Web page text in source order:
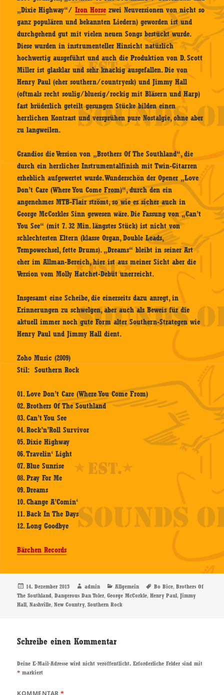
„Dixie Highway“/Iron Horse zwei Neuversionen von nicht so
ganz populären und bekannten Liedern) geworden ist und
durchgehend gut mit vielen neuen Songs bestückt wurde.
Diese wurden in instrumenteller Hinsicht natürlich
hochwertig ausgeführt und auch die Produktion von D. Scott
Miller ist glasklar und sehr knackig ausgefallen. Die von
Henry Paul (eher southern/countryesk) und Jimmy Hall
(oftmals recht soulig/bluesig/rockig mit Bläsern und Harp)
fast brüderlich geteilt gesungen Stücke bilden einen
herrlichen Kontrast und versprühen pure Nostalgie, ohne aber
zu langweilen.
Grandios die Version von „Brothers Of The Southland“, die
durch ein herrliches Instrumentalfinish mit Twin-Gitarren
erheblich aufgewertet wurde. Wunderschön der Opener „Love
Don’t Care (Where You Come From)“, durch den ein
angenehmes MTB-Flair strömt, so wie es sicher auch in
George McCorkles Sinn gewesen wäre. Die Fassung von „Can’t
You See“ (mit 7. 32 Min. längstes Stück) ist nicht von
schlechtesten Eltern (klasse Organ, Double Leads,
Tempowechsel, fette Drums). „Dreams“ bleibt in seiner Art
eher im Allman-Bereich, hier ist aus meiner Sicht aber die
Version vomMolly Hatchet-Debüt unerreicht.
Insgesamt eine Scheibe, die einerseits dazu anregt, in
Erinnerungen zu schwelgen, aber auch als Beweis für die
aktuell immer noch gute Form alter Southern-Strategen wie
Henry Paul und Jimmy Hall dient.
Zoho Music (2009)
Stil: Southern Rock
01. Love Don’t Care (Where You Come From)
02. Brothers Of The Southland
03. Can’t You See
04. Rock’n’Roll Survivor
05. Dixie Highway
06. Travelin‘ Light
07. Blue Sunrise
08. Pray For Me
09. Dreams
10. Change A’Comin‘
11. Back In The Days
12. Long Goodbye
Bärchen Records
Veröffentlicht
am
14. Dezember 2015 Autor
admin Kategorien
Allgemein Schlagwörter
Bo Bice,Brothers Of
The Southland,Dangerous Dan Toler,George McCorkle,Henry Paul,Jimmy
Hall,Nashville,New Country,Southern Rock
Schreibe einen Kommentar
Deine E-Mail-Adresse wird nicht veröffentlicht. Erforderliche Felder sind mit
* markiert
KOMMENTAR*